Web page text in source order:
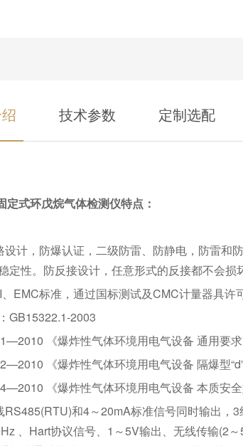
技术参数 定制选配
定式环戊烷气体检测仪特点：
设计，防爆认证，二级防雷、防静电，防雷和
定性。防反接设计，任意形式的反接都不会损
EMC标准，通过国标测试及CMC计量器具许
GB15322.1-2003
《爆炸性气体环境用电气设备 通用要求
《爆炸性气体环境用电气设备 隔爆型“d”
《爆炸性气体环境用电气设备 本质安全
RS485(RTU)和4～20mA标准信号同时输出，
、Hart协议信号、1～5V输出、无线传输(2